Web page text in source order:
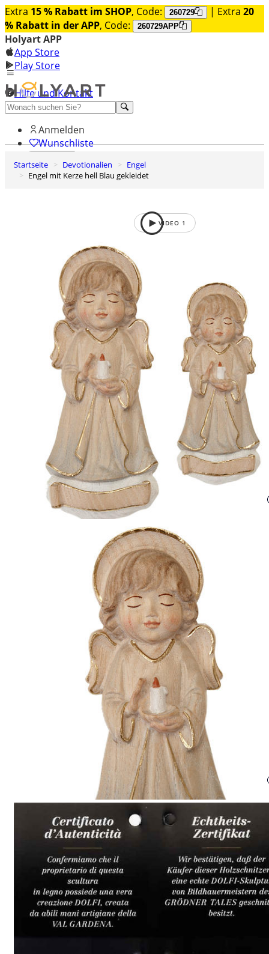
Extra 15 % Rabatt im SHOP, Code: 260729 | Extra 20
% Rabatt in der APP, Code: 260729APP
Holyart APP
App Store
Play Store
Hilfe und Kontakt
Entdecken Sie Premium
Anmelden
Wunschliste
0
Warenkorb
Startseite Devotionalien
Engel
Engel mit Kerze hell Blau gekleidet
VIDEO 1